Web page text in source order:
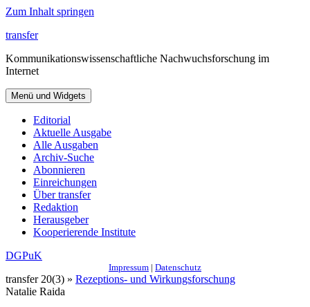
Zum Inhalt springen
transfer
Kommunikationswissenschaftliche Nachwuchsforschung im
Internet
Menü und Widgets
Editorial
Aktuelle Ausgabe
Alle Ausgaben
Archiv-Suche
Abonnieren
Einreichungen
Über transfer
Redaktion
Herausgeber
Kooperierende Institute
DGPuK
Impressum | Datenschutz
transfer 20(3) » Rezeptions- und Wirkungsforschung
Natalie Raida